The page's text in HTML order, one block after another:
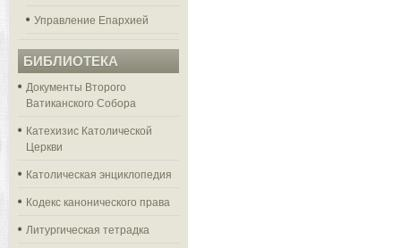
Управление Епархией
БИБЛИОТЕКА
Документы Второго
Ватиканского Собора
Катехизис Католической
Церкви
Католическая энциклопедия
Кодекс канонического права
Литургическая тетрадка